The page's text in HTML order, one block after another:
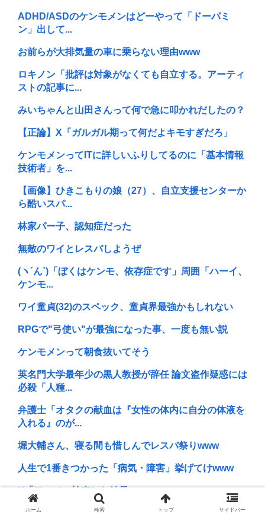
ADHD/ASDのケンモメンはどーやって「ドーパミ
ン」出して...
お前らが大排気量の車に乗らない理由www
ロキノン「批評は対象がなくても自立する。アーティ
ストの記事に...
みいちゃんと山田さんって何で急に叩かれだしたの？
【正論】X「ガルガル期って何だよキモすぎだろ」
ケンモメンってITに詳しいふりしてるのに「基本情報
技術者」を...
【画像】ひきこもりの娘（27）、自立支援センターか
ら酷いスパ...
林家パー子、認知症だった
無敵のワイとレスバしようぜ
(ヽ´ん`)「ぼくはケンモ、依存症です」周囲「ハーイ、
ケンモ...
ワイ童貞(32)のスペック、童貞界最強かもしれない
RPGで"弓使い"が最強になった事、一度も無い説
ケンモメンって朝食抜いてそう
英名門大学最年少の黒人教授が辞任 論文盗作疑惑には
必殺「人種...
弁護士「オタクの献血は『女性の体内に自分の体液を
入れる』のが...
堀大輔さん、寝る間も惜しんでレスバ祭りwww
人生で1番きつかった「病気・障害」挙げてけwww
X「アスペの検査した結果www」
京大病院で脳が破壊され植物状態になった女性、意識
ホーム 検索 トップ サイドバー